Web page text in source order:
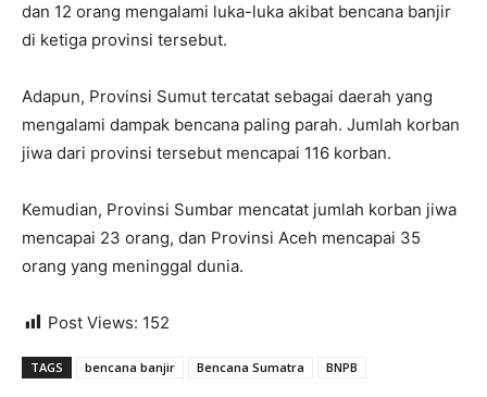
dan 12 orang mengalami luka-luka akibat bencana banjir
di ketiga provinsi tersebut.
Adapun, Provinsi Sumut tercatat sebagai daerah yang
mengalami dampak bencana paling parah. Jumlah korban
jiwa dari provinsi tersebut mencapai 116 korban.
Kemudian, Provinsi Sumbar mencatat jumlah korban jiwa
mencapai 23 orang, dan Provinsi Aceh mencapai 35
orang yang meninggal dunia.
Post Views: 152
TAGS bencana banjir Bencana Sumatra BNPB